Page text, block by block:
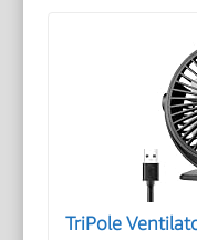
TriPole